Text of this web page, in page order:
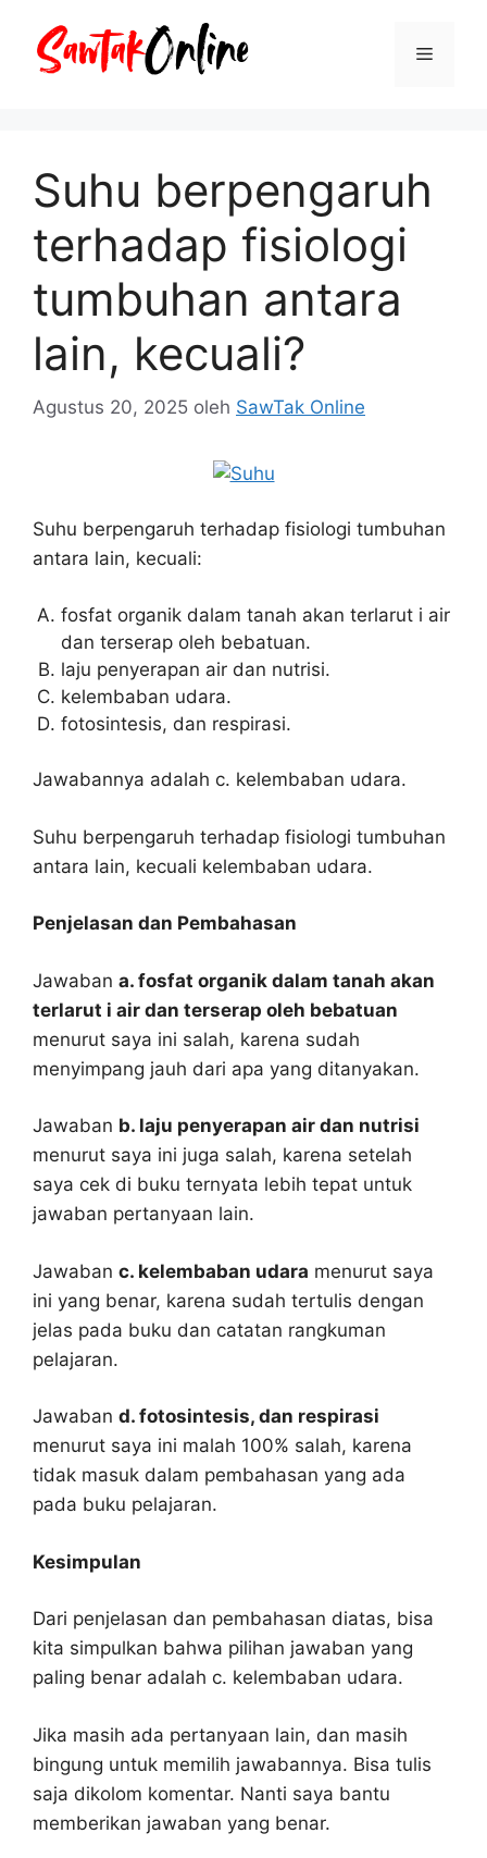
Menu
Suhu berpengaruh
terhadap fisiologi
tumbuhan antara
lain, kecuali?
Agustus 20, 2025 oleh SawTak Online
Suhu berpengaruh terhadap fisiologi tumbuhan
antara lain, kecuali:
fosfat organik dalam tanah akan terlarut i air
dan terserap oleh bebatuan.
laju penyerapan air dan nutrisi.
kelembaban udara.
fotosintesis, dan respirasi.
Jawabannya adalah c. kelembaban udara.
Suhu berpengaruh terhadap fisiologi tumbuhan
antara lain, kecuali kelembaban udara.
Penjelasan dan Pembahasan
Jawaban a. fosfat organik dalam tanah akan
terlarut i air dan terserap oleh bebatuan
menurut saya ini salah, karena sudah
menyimpang jauh dari apa yang ditanyakan.
Jawaban b. laju penyerapan air dan nutrisi
menurut saya ini juga salah, karena setelah
saya cek di buku ternyata lebih tepat untuk
jawaban pertanyaan lain.
Jawaban c. kelembaban udara menurut saya
ini yang benar, karena sudah tertulis dengan
jelas pada buku dan catatan rangkuman
pelajaran.
Jawaban d. fotosintesis, dan respirasi
menurut saya ini malah 100% salah, karena
tidak masuk dalam pembahasan yang ada
pada buku pelajaran.
Kesimpulan
Dari penjelasan dan pembahasan diatas, bisa
kita simpulkan bahwa pilihan jawaban yang
paling benar adalah c. kelembaban udara.
Jika masih ada pertanyaan lain, dan masih
bingung untuk memilih jawabannya. Bisa tulis
saja dikolom komentar. Nanti saya bantu
memberikan jawaban yang benar.